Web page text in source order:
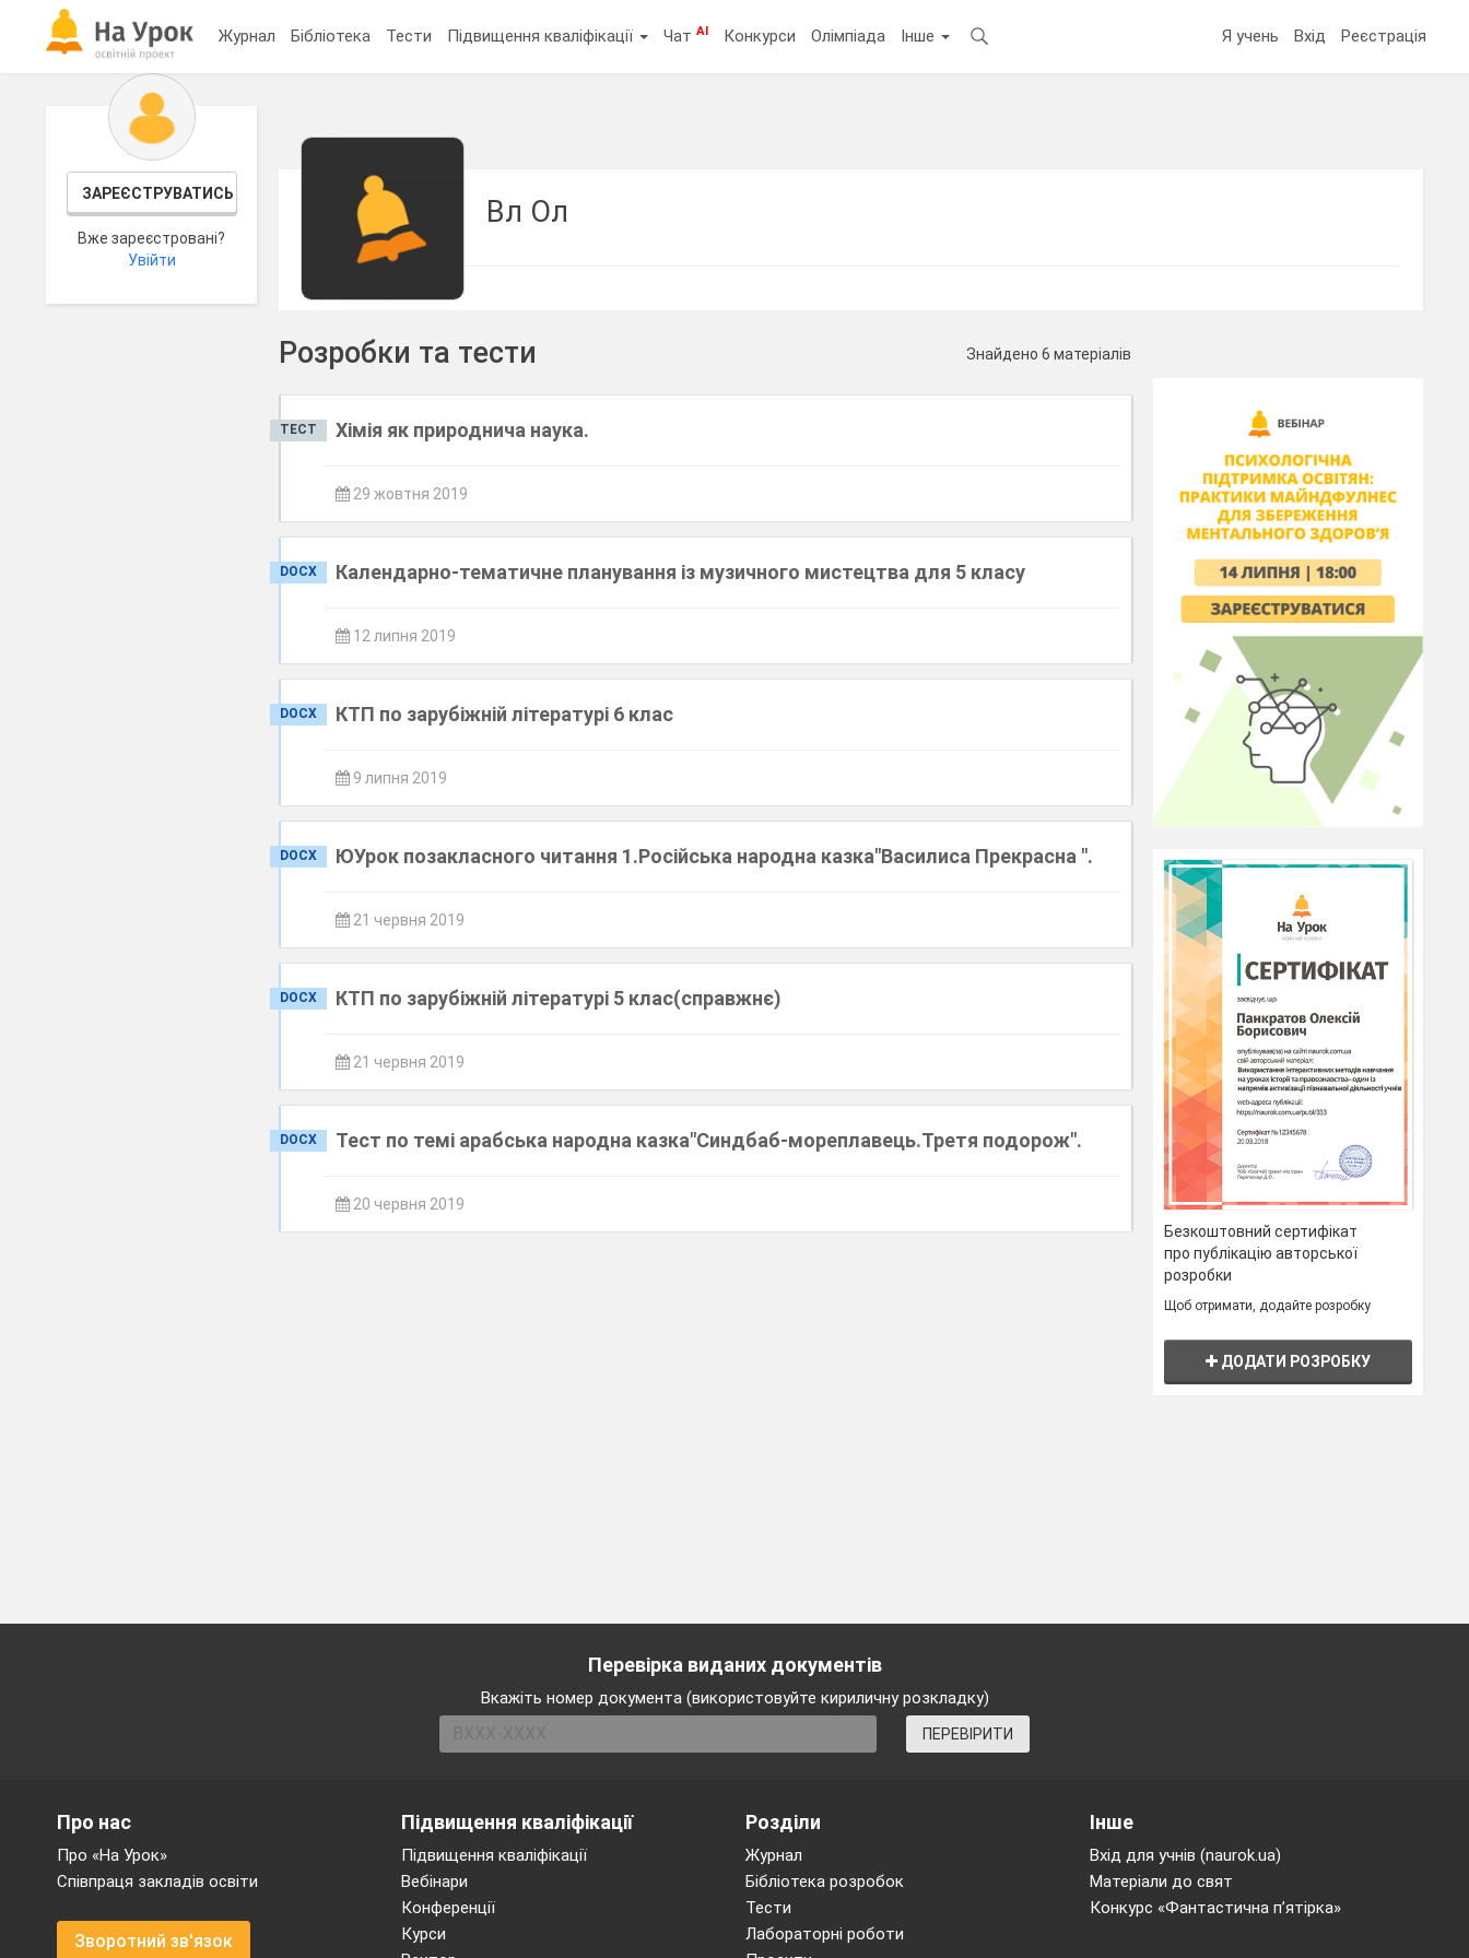
Журнал Бібліотека Тести Підвищення кваліфікації ЧатAI Конкурси Олімпіада Інше Я учень Вхід Реєстрація
ЗАРЕЄСТРУВАТИСЬ
Вже зареєстровані?
Увійти
Вл Ол
Розробки та тести Знайдено 6 матеріалів
ТЕСТ Хімія як природнича наука.
29 жовтня 2019
DOCX Календарно-тематичне планування із музичного мистецтва для 5 класу
12 липня 2019
DOCX КТП по зарубіжній літературі 6 клас
9 липня 2019
DOCX ЮУрок позакласного читання 1.Російська народна казка"Василиса Прекрасна ".
21 червня 2019
DOCX КТП по зарубіжній літературі 5 клас(справжнє)
21 червня 2019
DOCX Тест по темі арабська народна казка"Синдбаб-мореплавець.Третя подорож".
20 червня 2019
Безкоштовний сертифікат
про публікацію авторської
розробки
Щоб отримати, додайте розробку
ДОДАТИ РОЗРОБКУ
Перевірка виданих документів
Вкажіть номер документа (використовуйте кириличну розкладку)
ПЕРЕВІРИТИ
Підвищення кваліфікації
Підвищення кваліфікації
Вебінари
Конференції
Курси
Розділи
Журнал
Бібліотека розробок
Тести
Лабораторні роботи
Про нас
Про «На Урок»
Співпраця закладів освіти
Зворотний зв'язок
Інше
Вхід для учнів (naurok.ua)
Матеріали до свят
Конкурс «Фантастична п’ятірка»